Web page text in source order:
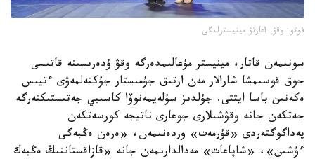
فوتو: وقۋ-اعارتۋ مينيسترلىگى
سونىمەن قاتار، مينيستر مۇعالىمدەرگە وقۋ ۇدەرىسىنە قاتىسى
جوق قوسىمشا شارالار مەن ارتىق جۇمىستار جۇكتەلمەۋى ءتيىس
ەكەنىن باسا ايتتى. جۇلدىز سۇلەيمەنوۆا كاسىبي جەتىستىكتەرگە
جەتكەن جانە وقۋشىلارى جوعارى ناتيجە كورسەتكەن
پەداگوگتەردى «قۇرمەت» وردەنىمەن، «ەرەن ەڭبەگى
ءۇشىن»، «شاپاعات» مەدالدارىمەن جانە «قازاقستاننىڭ ەڭبەك